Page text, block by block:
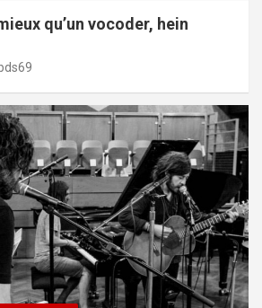
qu’un vocoder, hein